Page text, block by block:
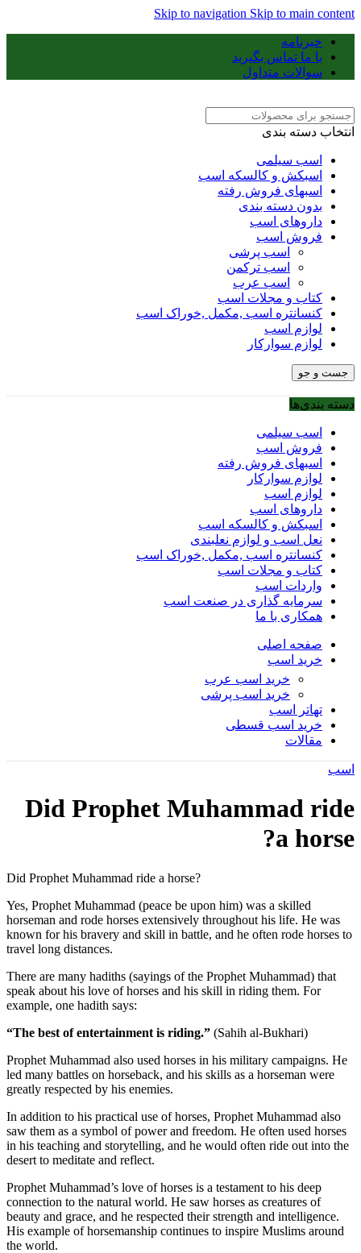
Skip to navigation Skip to main content
خبرنامه
با ما تماس بگیرید
سوالات متداول
انتخاب دسته بندی
اسب سیلمی
اسبکش و کالسکه اسب
اسبهای فروش رفته
بدون دسته بندی
داروهای اسب
فروش اسب
اسب پرشی
اسب ترکمن
اسب عرب
کتاب و مجلات اسب
کنسانتره اسب ,مکمل ,خوراک اسب
لوازم اسب
لوازم سوارکار
جست و جو
دسته بندی‌ها
اسب سیلمی
فروش اسب
اسبهای فروش رفته
لوازم سوارکار
لوازم اسب
داروهای اسب
اسبکش و کالسکه اسب
نعل اسب و لوازم نعلبندی
کنسانتره اسب ,مکمل ,خوراک اسب
کتاب و مجلات اسب
واردات اسب
سرمایه گذاری در صنعت اسب
همکاری با ما
صفحه اصلی
خرید اسب
خرید اسب عرب
خرید اسب پرشی
تهاتر اسب
خرید اسب قسطی
مقالات
اسب
Did Prophet Muhammad ride
a horse?
Did Prophet Muhammad ride a horse?
Yes, Prophet Muhammad (peace be upon him) was a skilled
horseman and rode horses extensively throughout his life. He was
known for his bravery and skill in battle, and he often rode horses to
travel long distances.
There are many hadiths (sayings of the Prophet Muhammad) that
speak about his love of horses and his skill in riding them. For
example, one hadith says:
“The best of entertainment is riding.” (Sahih al-Bukhari)
Prophet Muhammad also used horses in his military campaigns. He
led many battles on horseback, and his skills as a horseman were
greatly respected by his enemies.
In addition to his practical use of horses, Prophet Muhammad also
saw them as a symbol of power and freedom. He often used horses
in his teaching and storytelling, and he would often ride out into the
desert to meditate and reflect.
Prophet Muhammad’s love of horses is a testament to his deep
connection to the natural world. He saw horses as creatures of
beauty and grace, and he respected their strength and intelligence.
His example of horsemanship continues to inspire Muslims around
the world.